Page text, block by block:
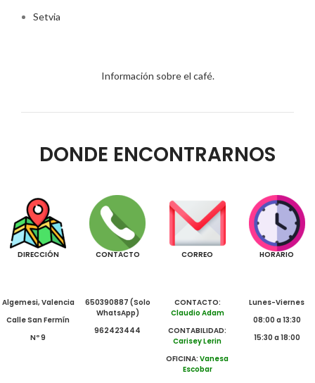
Setvia
Información sobre el café.
DONDE ENCONTRARNOS
DIRECCIÓN
Algemesi, Valencia
Calle San Fermín
Nº 9
CONTACTO
650390887 (Solo
WhatsApp)
962423444
CORREO
CONTACTO:
Claudio Adam
CONTABILIDAD:
Carisey Lerin
OFICINA:Vanesa
Escobar
HORARIO
Lunes-Viernes
08:00 a 13:30
15:30 a 18:00